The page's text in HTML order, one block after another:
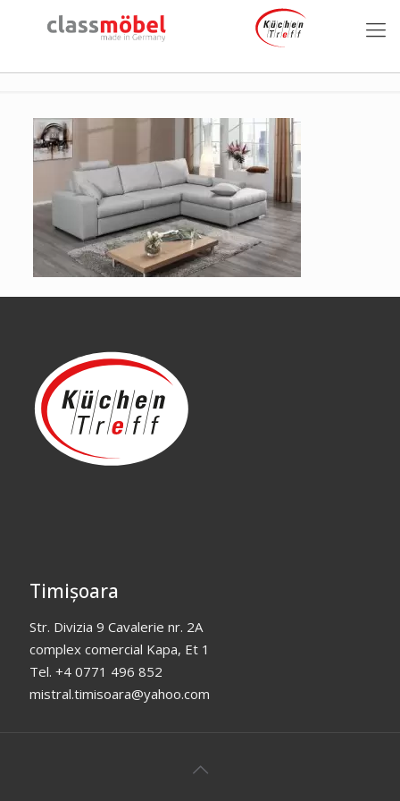
Timișoara
Str. Divizia 9 Cavalerie nr. 2A
complex comercial Kapa, Et 1
Tel. +4 0771 496 852
mistral.timisoara@yahoo.com